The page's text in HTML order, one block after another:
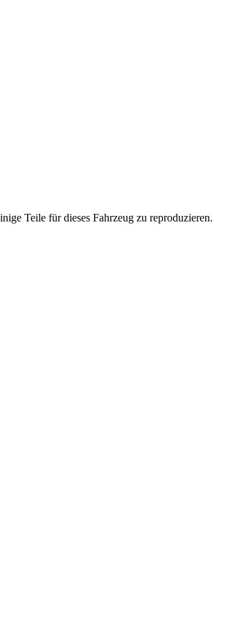
Teile für dieses Fahrzeug zu reproduzieren.